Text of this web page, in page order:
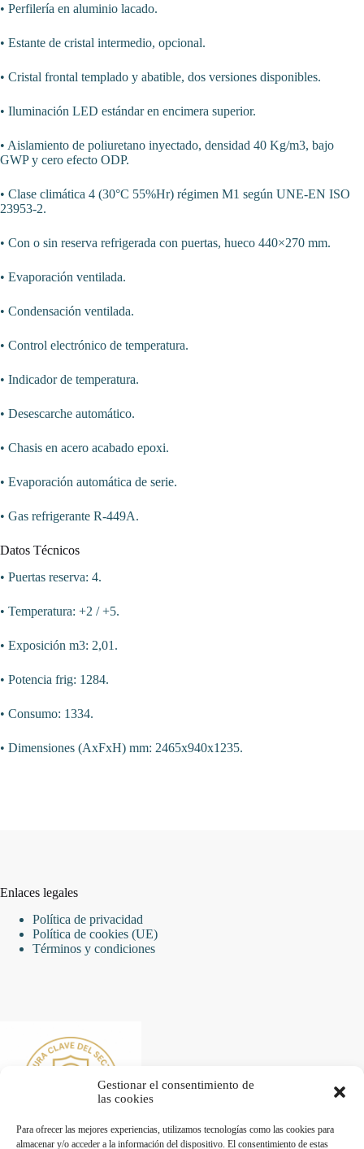
Gestionar el consentimiento de
las cookies
Para ofrecer las mejores experiencias, utilizamos tecnologías como las cookies para
almacenar y/o acceder a la información del dispositivo. El consentimiento de estas
• Perfilería en aluminio lacado.
• Estante de cristal intermedio, opcional.
• Cristal frontal templado y abatible, dos versiones disponibles.
• Iluminación LED estándar en encimera superior.
• Aislamiento de poliuretano inyectado, densidad 40 Kg/m3, bajo
GWP y cero efecto ODP.
• Clase climática 4 (30°C 55%Hr) régimen M1 según UNE-EN ISO
23953-2.
• Con o sin reserva refrigerada con puertas, hueco 440×270 mm.
• Evaporación ventilada.
• Condensación ventilada.
• Control electrónico de temperatura.
• Indicador de temperatura.
• Desescarche automático.
• Chasis en acero acabado epoxi.
• Evaporación automática de serie.
• Gas refrigerante R-449A.
Datos Técnicos
• Puertas reserva: 4.
• Temperatura: +2 / +5.
• Exposición m3: 2,01.
• Potencia frig: 1284.
• Consumo: 1334.
• Dimensiones (AxFxH) mm: 2465x940x1235.
Enlaces legales
Política de privacidad
Política de cookies (UE)
Términos y condiciones